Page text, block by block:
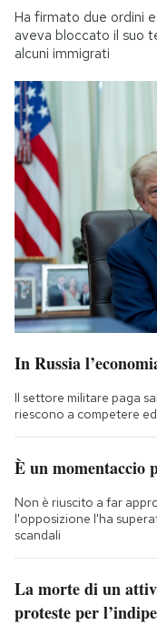
Ha firmato due ordini
aveva bloccato il suo
alcuni immigrati
In Russia
Il settore militare paga
riescono a competere
È un momentaccio
Non è riuscito a far
l'opposizione l'ha
scandali
La morte di un
proteste per